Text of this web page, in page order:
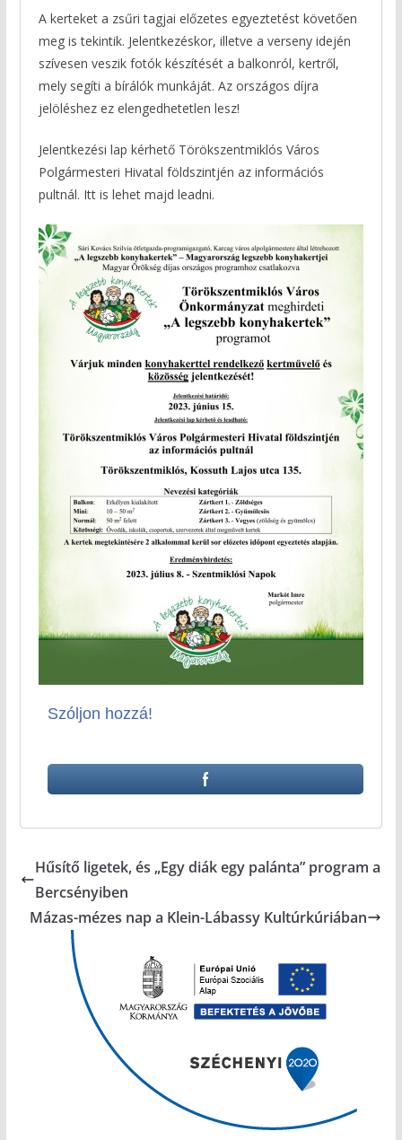
A kerteket a zsűri tagjai előzetes egyeztetést követően
meg is tekintik. Jelentkezéskor, illetve a verseny idején
szívesen veszik fotók készítését a balkonról, kertről,
mely segíti a bírálók munkáját. Az országos díjra
jelöléshez ez elengedhetetlen lesz!
Jelentkezési lap kérhető Törökszentmiklós Város
Polgármesteri Hivatal földszintjén az információs
pultnál. Itt is lehet majd leadni.
Szóljon hozzá!
Hűsítő ligetek, és „Egy diák egy palánta” program a
Bercsényiben
Mázas-mézes nap a Klein-Lábassy Kultúrkúriában